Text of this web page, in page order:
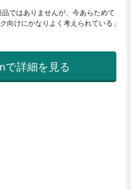
ではありませんが、今あらためて
向けにかなりよく考えられている」
で詳細を見る